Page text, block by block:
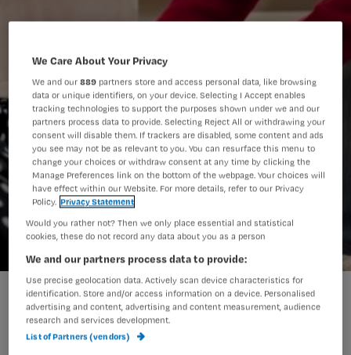
CIZ schrapt banen en verandert werkwijze
We Care About Your Privacy
We and our889 partners store and access personal data, like browsing
data or unique identifiers, on your device. Selecting I Accept enables
tracking technologies to support the purposes shown under we and our
partners process data to provide. Selecting Reject All or withdrawing your
consent will disable them. If trackers are disabled, some content and ads
you see may not be as relevant to you. You can resurface this menu to
change your choices or withdraw consent at any time by clicking the
Manage Preferences link on the bottom of the webpage. Your choices will
have effect within our Website. For more details, refer to our Privacy
Policy. Privacy Statement
Would you rather not? Then we only place essential and statistical
cookies, these do not record any data about you as a person
We and our partners process data to provide:
Use precise geolocation data. Actively scan device characteristics for
identification. Store and/or access information on a device. Personalised
advertising and content, advertising and content measurement, audience
research and services development.
List of Partners (vendors)